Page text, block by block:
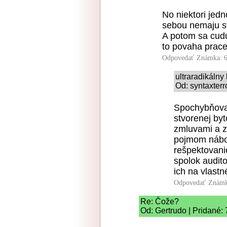
No niektori
sebou nemaju
A potom sa
to povaha
Odpovedať Známka:
ultraradikálny
Od:
stvorenej
zmluvami a
pojmom
spolok
ich na
Odpovedať
Re: Čože?
Od: Gertrudo | Pridané: